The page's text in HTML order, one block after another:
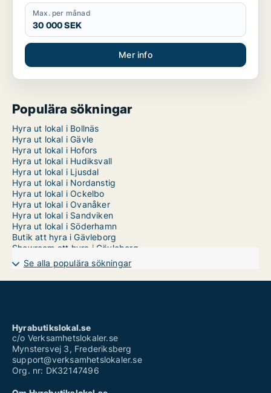
Max. per månad
30 000 SEK
Mer info
Populära sökningar
Hyra ut lokal i Bollnäs
Hyra ut lokal i Gävle
Hyra ut lokal i Hofors
Hyra ut lokal i Hudiksvall
Hyra ut lokal i Ljusdal
Hyra ut lokal i Nordanstig
Hyra ut lokal i Ockelbo
Hyra ut lokal i Ovanåker
Hyra ut lokal i Sandviken
Hyra ut lokal i Söderhamn
Butik att hyra i Gävleborg
Showroom att hyra i Gävleborg
Se alla populära sökningar
Hyrabutikslokal.se
c/o Verksamhetslokaler.se
Mynstersvej 3, Frederiksberg
support@verksamhetslokaler.se
Org. nr: DK32147496